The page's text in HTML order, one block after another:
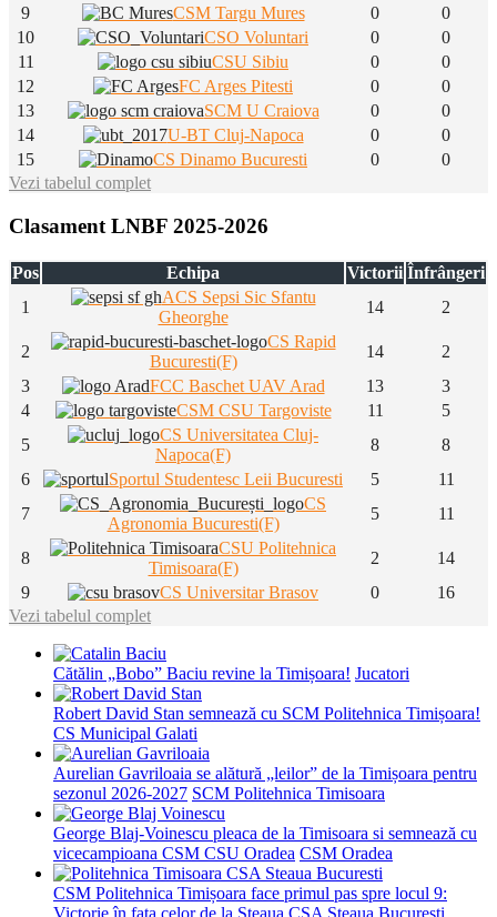
9
CSM Targu Mures 0
0
10
CSO Voluntari 0
0
11
CSU Sibiu 0
0
12
FC Arges Pitesti 0
0
13
SCM U Craiova 0
0
14
U-BT Cluj-Napoca 0
0
15
CS Dinamo Bucuresti 0
0
Vezi tabelul complet
Clasament LNBF 2025-2026
Pos Echipa Victorii Înfrângeri
1
ACS Sepsi Sic Sfantu
Gheorghe
14 2
2
CS Rapid
Bucuresti(F)
14
2
3
FCC Baschet UAV Arad 13
3
4
CSM CSU Targoviste 11
5
5
CS Universitatea Cluj-
Napoca(F)
8
8
6
Sportul Studentesc Leii Bucuresti 5
11
7
CS
Agronomia Bucuresti(F)
5 11
8
CSU Politehnica
Timisoara(F)
2
14
9
CS Universitar Brasov 0
16
Vezi tabelul complet
Cătălin „Bobo” Baciu revine la Timișoara! Jucatori
Robert David Stan semnează cu SCM Politehnica Timișoara!
CS Municipal Galati
Aurelian Gavriloaia se alătură „leilor” de la Timișoara pentru
sezonul 2026-2027 SCM Politehnica Timisoara
George Blaj-Voinescu pleaca de la Timisoara si semnează cu
vicecampioana CSM CSU Oradea CSM Oradea
CSM Politehnica Timișoara face primul pas spre locul 9:
Victorie în fața celor de la Steaua CSA Steaua Bucuresti